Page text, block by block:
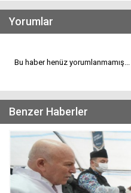
Yorumlar
Bu haber henüz yorumlanmamış...
Benzer Haberler